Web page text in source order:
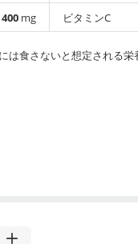
400 mg
ビタミンC
は食さないと想定される栄